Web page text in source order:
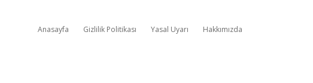
Anasayfa Gizlilik Politikası Yasal Uyarı Hakkımızda